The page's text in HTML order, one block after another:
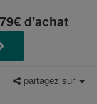
d'achat
partagez sur